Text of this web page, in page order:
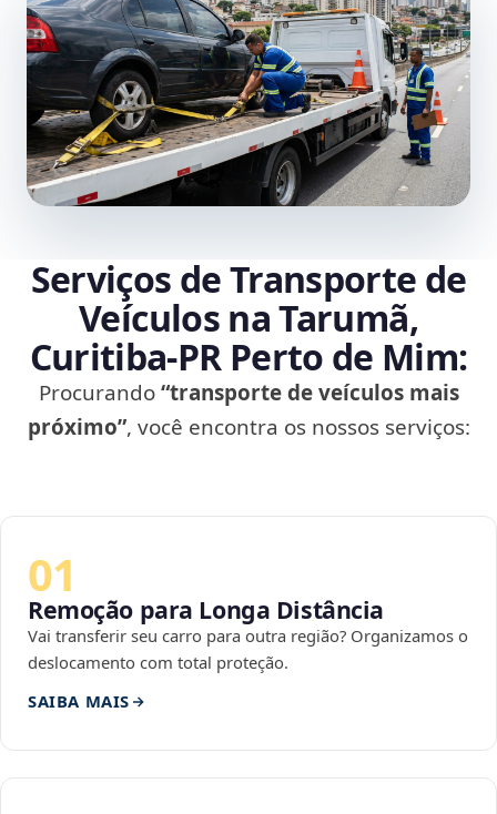
Serviços de Transporte de
Veículos na Tarumã,
Curitiba‑PR Perto de Mim:
Procurando“transporte de veículos mais
próximo”, você encontra os nossos serviços:
01
Remoção para Longa Distância
Vai transferir seu carro para outra região? Organizamos o
deslocamento com total proteção.
SAIBA MAIS